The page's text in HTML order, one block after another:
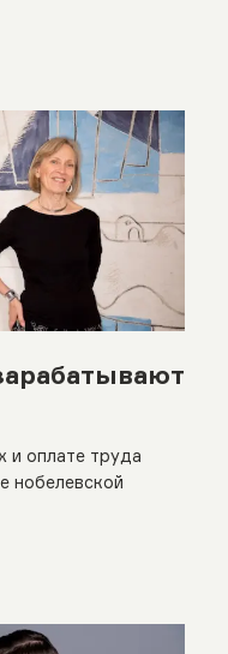
и оплате труда
нобелевской